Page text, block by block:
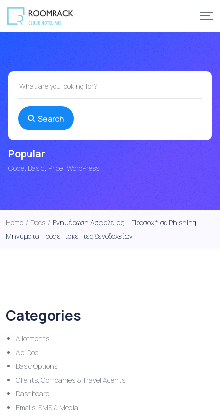
Search
Popular
Code Basic Price WordPress
Home / Docs / Ενημέρωση Ασφαλείας – Προσοχή σε Phishing
Μηνύματα προς επισκέπτες ξενοδοχείων
Categories
Allotments
Api Doc
Basic Options
Clients, Companies & Travel Agents
Dashboard
Emails, SMS & Media